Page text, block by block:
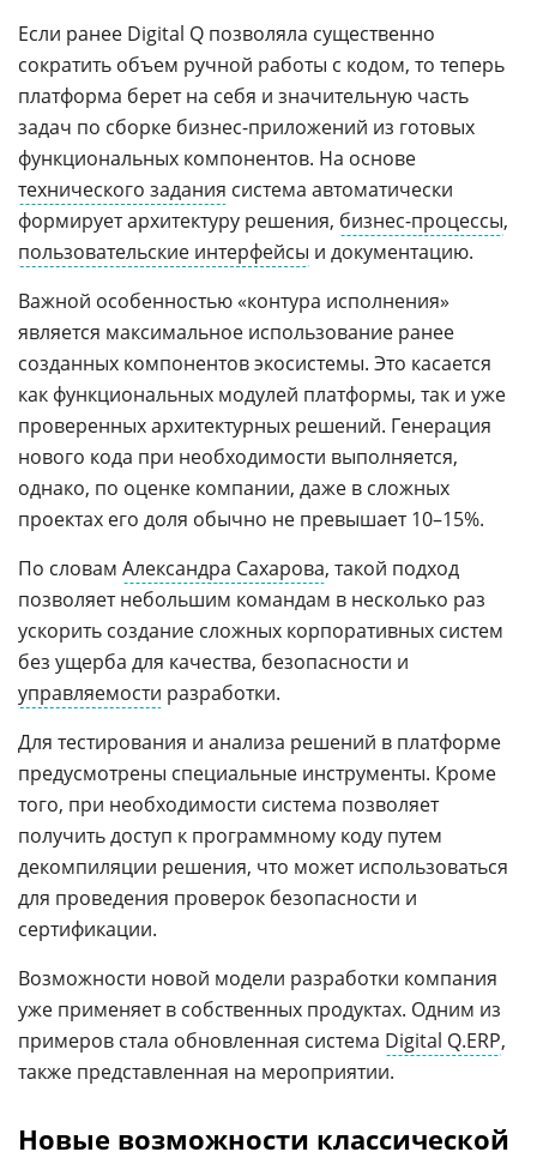
Если ранее Digital Q позволяла существенно
сократить объем ручной работы с кодом, то теперь
платформа берет на себя и значительную часть
задач по сборке бизнес-приложений из готовых
функциональных компонентов. На основе
технического задания система автоматически
формирует архитектуру решения, бизнес-процессы,
пользовательские интерфейсы и документацию.
Важной особенностью «контура исполнения»
является максимальное использование ранее
созданных компонентов экосистемы. Это касается
как функциональных модулей платформы, так и уже
проверенных архитектурных решений. Генерация
нового кода при необходимости выполняется,
однако, по оценке компании, даже в сложных
проектах его доля обычно не превышает 10–15%.
По словам Александра Сахарова, такой подход
позволяет небольшим командам в несколько раз
ускорить создание сложных корпоративных систем
без ущерба для качества, безопасности и
управляемости разработки.
Для тестирования и анализа решений в платформе
предусмотрены специальные инструменты. Кроме
того, при необходимости система позволяет
получить доступ к программному коду путем
декомпиляции решения, что может использоваться
для проведения проверок безопасности и
сертификации.
Возможности новой модели разработки компания
уже применяет в собственных продуктах. Одним из
примеров стала обновленная система Digital Q.ERP,
также представленная на мероприятии.
Новые возможности классической